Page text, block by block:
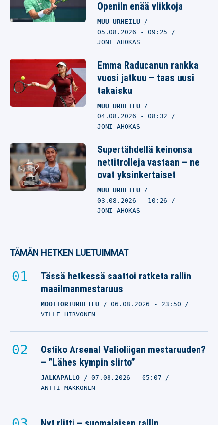
Openiin enää viikkoja
MUU URHEILU
05.08.2026 - 09:25
JONI AHOKAS
Emma Raducanun rankka
vuosi jatkuu – taas uusi
takaisku
MUU URHEILU
04.08.2026 - 08:32
JONI AHOKAS
Supertähdellä keinonsa
nettitrolleja vastaan – ne
ovat yksinkertaiset
MUU URHEILU
03.08.2026 - 10:26
JONI AHOKAS
TÄMÄN HETKEN LUETUIMMAT
Tässä hetkessä saattoi ratketa rallin
maailmanmestaruus
MOOTTORIURHEILU 06.08.2026 - 23:50
VILLE HIRVONEN
Ostiko Arsenal Valioliigan mestaruuden?
– ”Lähes kympin siirto”
JALKAPALLO 07.08.2026 - 05:07
ANTTI MAKKONEN